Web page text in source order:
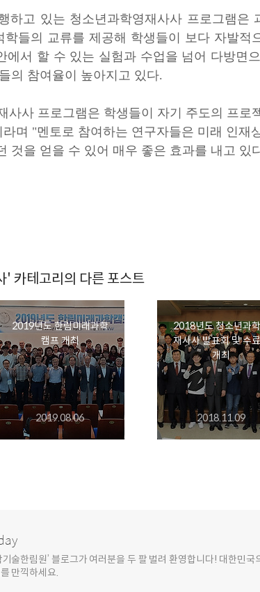
하고 있는 청소년과학영재사사 프로그램은
학들의 교류를 제공해 학생들이 보다 자발적
에서 할 수 있는 실험과 수업을 넘어 다방면
의 참여율이 높아지고 있다.
사사 프로그램은 학생들이 자기 주도의 프로
며 "멘토로 참여하는 연구자들은 미래 인재
것을 얻을 수 있어 매우 좋은 효과를 내고 있
카테고리의 다른 포스트
2019년도 한림미래과학
캠프 개최
2019.08.06
2018년도 청소년과
재사사 발표회 및 수
개최
2018.11.09
술한림원’ 블로그가 여러분을 두 팔 벌려 환영합니다! 대한민
만끽하세요.